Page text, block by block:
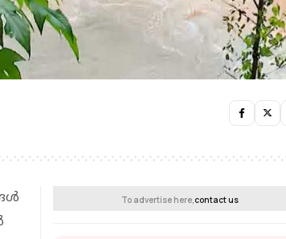
To advertise here, contact us